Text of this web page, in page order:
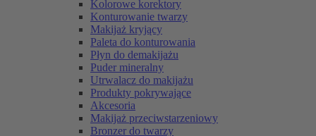
Kolorowe korektory
Konturowanie twarzy
Makijaż kryjący
Paleta do konturowania
Płyn do demakijażu
Puder mineralny
Utrwalacz do makijażu
Produkty pokrywające
Akcesoria
Makijaż przeciwstarzeniowy
Bronzer do twarzy